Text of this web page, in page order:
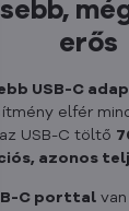
erős
USB-C
elfér
USB-C töltő
azonos
C porttalvan